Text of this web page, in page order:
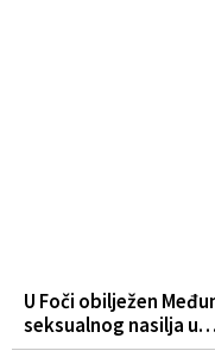
U Foči obilježen
seksualnog nasilja u…